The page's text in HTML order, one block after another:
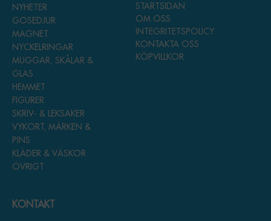
NYHETER
GOSEDJUR
MAGNET
NYCKELRINGAR
MUGGAR, SKÅLAR &
GLAS
HEMMET
FIGURER
SKRIV- & LEKSAKER
VYKORT, MÄRKEN &
PINS
KLÄDER & VÄSKOR
ÖVRIGT
STARTSIDAN
OM OSS
INTEGRITETSPOLICY
KONTAKTA OSS
KÖPVILLKOR
KONTAKT